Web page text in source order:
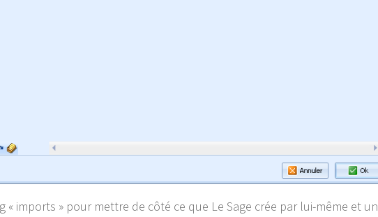
« imports » pour mettre de côté ce que Le Sage crée par lui-même et un